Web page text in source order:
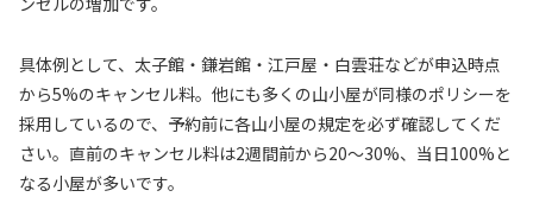
具体例として、太子館・鎌岩館・江戸屋・白雲荘などが申込時点
から5%のキャンセル料。他にも多くの山小屋が同様のポリシーを
採用しているので、予約前に各山小屋の規定を必ず確認してくだ
さい。直前のキャンセル料は2週間前から20〜30%、当日100%と
なる小屋が多いです。